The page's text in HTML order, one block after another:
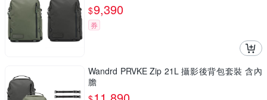
$9,390
券
Wandrd PRVKE Zip 21L 攝影後背包套裝 含內
膽